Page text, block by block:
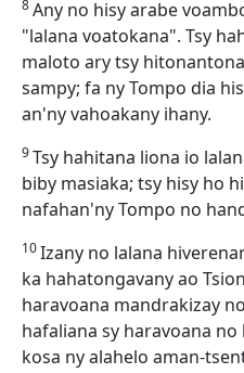
8Any no hisy arabe
"lalana voatokana". Tsy
maloto ary tsy
sampy; fa ny Tompo dia
an'ny vahoakany ihany.
9Tsy hahitana liona io
biby masiaka; tsy hisy ho
nafahan'ny Tompo no
10Izany no lalana
ka hahatongavany ao
haravoana mandrakizay
hafaliana sy haravoana
kosa ny alahelo aman-